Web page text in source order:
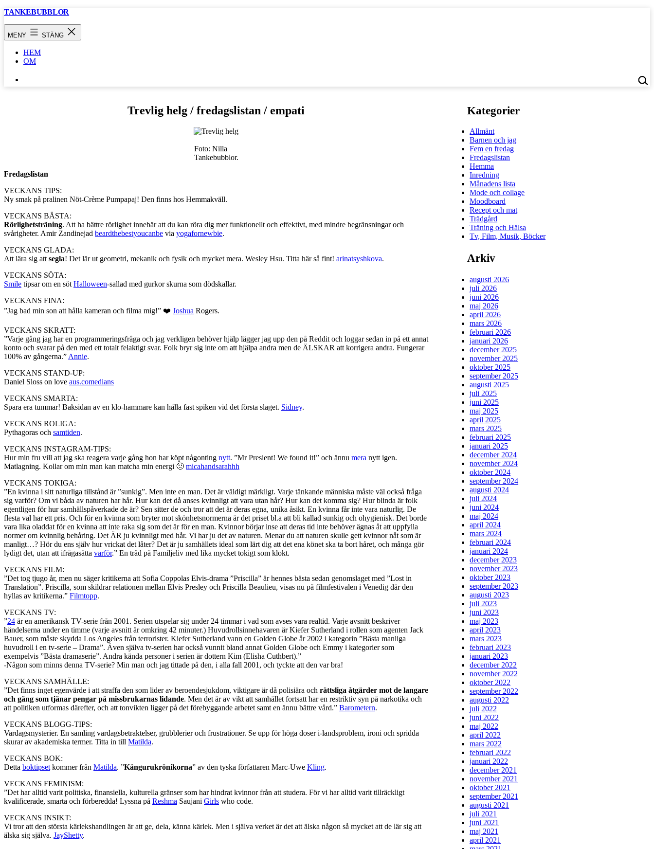
Hoppa
TANKEBUBBLOR
MENY STÄNG
HEM
OM
…
Trevlig helg / fredagslistan / empati
Foto: Nilla
Tankebubblor.
Fredagslistan
VECKANS TIPS:
Ny smak på pralinen Nöt-Crème Pumpapaj! Den finns hos Hemmakväll.
VECKANS BÄSTA:
Rörlighetsträning. Att ha bättre rörlighet innebär att du kan röra dig mer funktionellt och effektivt, med mindre begränsningar och
svårigheter. Amir Zandinejad beardthebestyoucanbe via yogafornewbie.
VECKANS GLADA:
Att lära sig att segla! Det lär ut geometri, mekanik och fysik och mycket mera. Wesley Hsu. Titta här så fint! arinatsyshkova.
VECKANS SÖTA:
Smile tipsar om en söt Halloween-sallad med gurkor skurna som dödskallar.
VECKANS FINA:
”Jag bad min son att hålla kameran och filma mig!” ❤️ Joshua Rogers.
VECKANS SKRATT:
”Varje gång jag har en programmeringsfråga och jag verkligen behöver hjälp lägger jag upp den på Reddit och loggar sedan in på ett annat
konto och svarar på den med ett totalt felaktigt svar. Folk bryr sig inte om att hjälpa andra men de ÄLSKAR att korrigera andra. Fungerar
100% av gångerna.” Annie.
VECKANS STAND-UP:
Daniel Sloss on love aus.comedians
VECKANS SMARTA:
Spara era tummar! Baksidan av en klo-hammare kan hålla fast spiken vid det första slaget. Sidney.
VECKANS ROLIGA:
Pythagoras och samtiden.
VECKANS INSTAGRAM-TIPS:
Hur min fru vill att jag ska reagera varje gång hon har köpt någonting nytt. ”Mr Presient! We found it!” och ännu mera nytt igen.
Matlagning. Kollar om min man kan matcha min energi 🙂 micahandsarahhh
VECKANS TOKIGA:
”En kvinna i sitt naturliga tillstånd är ”sunkig”. Men inte en man. Det är väldigt märkligt. Varje tänkande människa måste väl också fråga
sig varför? Om vi båda av naturen har hår. Hur kan det då anses kvinnligt att vara utan hår? Hur kan det komma sig? Hur blinda är folk
egentligen för hur samhällspåverkade de är? Sen sitter de och tror att det är deras egna, unika åsikt. En kvinna får inte vara naturlig. De
flesta val har ett pris. Och för en kvinna som bryter mot skönhetsnormerna är det priset bl.a att bli kallad sunkig och ohygienisk. Det borde
vara lika oladdat för en kvinna att inte raka sig som det är för en man. Kvinnor börjar inse att deras tid inte behöver ägnas åt att uppfylla
normer om kvinnlig behåring. Det ÄR ju kvinnligt med hår. Vi har ju det av naturen. Menar du att naturen skulle gett kvinnor nåt som är
manligt…? Hör du ens själv hur vrickat det låter? Det är ju samhällets ideal som lärt dig att det ena könet ska ta bort håret, och många gör
lydigt det, utan att ifrågasätta varför.” En tråd på Familjeliv med lika mycket tokigt som klokt.
VECKANS FILM:
”Det tog tjugo år, men nu säger kritikerna att Sofia Coppolas Elvis-drama ”Priscilla” är hennes bästa sedan genomslaget med ”Lost in
Translation”. Priscilla, som skildrar relationen mellan Elvis Presley och Priscilla Beaulieu, visas nu på filmfestivalen i Venedig där den
hyllas av kritikerna.” Filmtopp.
VECKANS TV:
”24 är en amerikansk TV-serie från 2001. Serien utspelar sig under 24 timmar i vad som avses vara realtid. Varje avsnitt beskriver
händelserna under en timme (varje avsnitt är omkring 42 minuter.) Huvudrollsinnehavaren är Kiefer Sutherland i rollen som agenten Jack
Bauer, som måste skydda Los Angeles från terrorister. Kiefer Sutherland vann en Golden Globe år 2002 i kategorin ”Bästa manliga
huvudroll i en tv-serie – Drama”. Även själva tv-serien har också vunnit bland annat Golden Globe och Emmy i kategorier som
exempelvis ”Bästa dramaserie”. Andra kända personer i serien är dottern Kim (Elisha Cuthbert).”
-Någon som minns denna TV-serie? Min man och jag tittade på den, i alla fall 2001, och tyckte att den var bra!
VECKANS SAMHÄLLE:
”Det finns inget egenvärde i att straffa den som lider av beroendesjukdom, viktigare är då polisiära och rättsliga åtgärder mot de langare
och gäng som tjänar pengar på missbrukarnas lidande. Men det är av vikt att samhället fortsatt har en restriktiv syn på narkotika och
att politiken utformas därefter, och att tonvikten ligger på det förebyggande arbetet samt en ännu bättre vård.” Barometern.
VECKANS BLOGG-TIPS:
Vardagsmysterier. En samling vardagsbetraktelser, grubblerier och frustrationer. Se upp för höga doser i-landsproblem, ironi och spridda
skurar av akademiska termer. Titta in till Matilda.
VECKANS BOK:
Detta boktipset kommer från Matilda. ”Kängurukrönikorna” av den tyska författaren Marc-Uwe Kling.
VECKANS FEMINISM:
”Det har alltid varit politiska, finansiella, kulturella gränser som har hindrat kvinnor från att studera. För vi har alltid varit tillräckligt
kvalificerade, smarta och förberedda! Lyssna på Reshma Saujani Girls who code.
VECKANS INSIKT:
Vi tror att den största kärlekshandlingen är att ge, dela, känna kärlek. Men i själva verket är det att älska någon så mycket att de lär sig att
älska sig själva. JayShetty.
Kategorier
Allmänt
Barnen och jag
Fem en fredag
Fredagslistan
Hemma
Inredning
Månadens lista
Mode och collage
Moodboard
Recept och mat
Trädgård
Träning och Hälsa
Tv, Film, Musik, Böcker
Arkiv
augusti 2026
juli 2026
juni 2026
maj 2026
april 2026
mars 2026
februari 2026
januari 2026
december 2025
november 2025
oktober 2025
september 2025
augusti 2025
juli 2025
juni 2025
maj 2025
april 2025
mars 2025
februari 2025
januari 2025
december 2024
november 2024
oktober 2024
september 2024
augusti 2024
juli 2024
juni 2024
maj 2024
april 2024
mars 2024
februari 2024
januari 2024
december 2023
november 2023
oktober 2023
september 2023
augusti 2023
juli 2023
juni 2023
maj 2023
april 2023
mars 2023
februari 2023
januari 2023
december 2022
november 2022
oktober 2022
september 2022
augusti 2022
juli 2022
juni 2022
maj 2022
april 2022
mars 2022
februari 2022
januari 2022
december 2021
november 2021
oktober 2021
september 2021
augusti 2021
juli 2021
juni 2021
maj 2021
april 2021